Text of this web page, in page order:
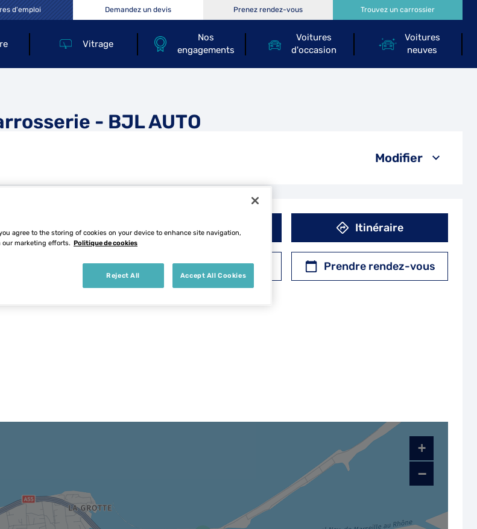
Vitrage
Nos
engagements
Voitures
d'occasion
Voitures
neuves
d'emploi Demandez un devis Prenez rendez-vous Trouvez un carrossier
- BJL AUTO
Modifier
Téléphone Itinéraire
Demander un devis Prendre rendez-vous
+
−
agree to the storing of cookies on your device to enhance site navigation,
marketing efforts. Politique de cookies
Reject All Accept All Cookies